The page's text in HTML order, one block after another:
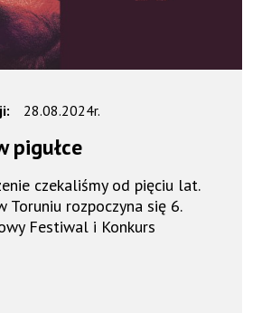
28.08.2024r.
pigułce
czekaliśmy od pięciu lat.
Toruniu rozpoczyna się 6.
Festiwal i Konkurs